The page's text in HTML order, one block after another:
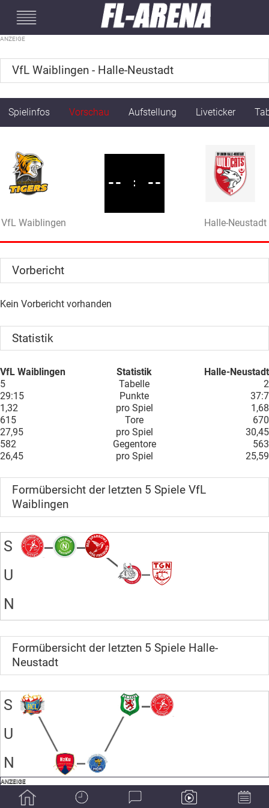
VfL Waiblingen - Halle-Neustadt
Spielinfos Vorschau Aufstellung Liveticker
VfL Waiblingen
-- : --
Halle-Neustadt
Vorbericht
Kein Vorbericht vorhanden
Statistik
VfL Waiblingen Statistik
Halle-Neustadt
5
Tabelle
2
29:15
Punkte
37:7
1,32
pro Spiel
1,68
615
Tore
670
27,95
pro Spiel
30,45
582
Gegentore
563
26,45
pro Spiel 25,59
Formübersicht der letzten 5 Spiele VfL
Waiblingen
S
U
N
Formübersicht der letzten 5 Spiele Halle-
Neustadt
S
U
N